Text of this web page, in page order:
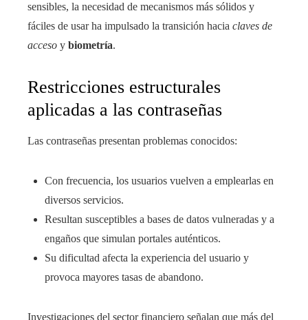
sensibles, la necesidad de mecanismos más sólidos y
fáciles de usar ha impulsado la transición hacia claves de
acceso y biometría.
Restricciones estructurales
aplicadas a las contraseñas
Las contraseñas presentan problemas conocidos:
Con frecuencia, los usuarios vuelven a emplearlas en
diversos servicios.
Resultan susceptibles a bases de datos vulneradas y a
engaños que simulan portales auténticos.
Su dificultad afecta la experiencia del usuario y
provoca mayores tasas de abandono.
Investigaciones del sector financiero señalan que más del